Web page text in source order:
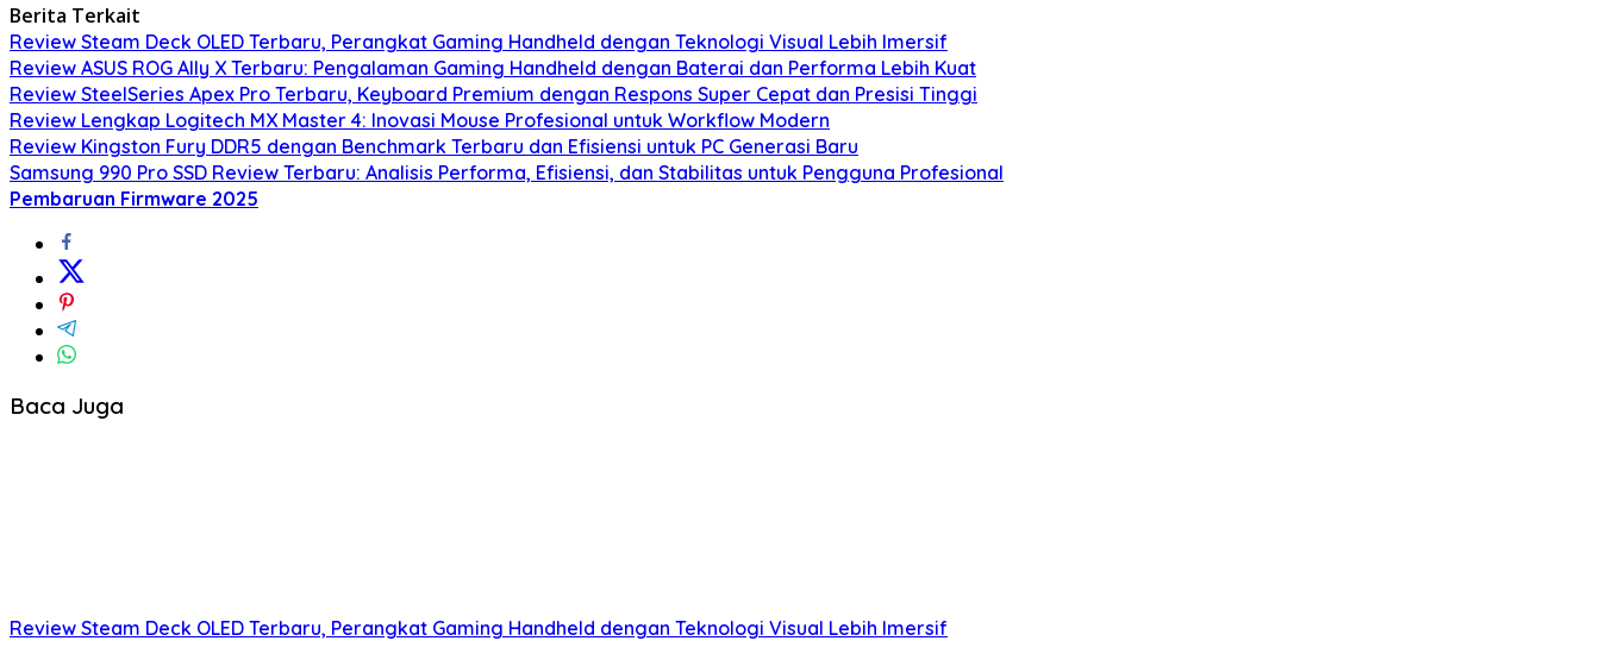
Berita Terkait
Review Steam Deck OLED Terbaru, Perangkat Gaming Handheld dengan Teknologi Visual Lebih Imersif
Review ASUS ROG Ally X Terbaru: Pengalaman Gaming Handheld dengan Baterai dan Performa Lebih Kuat
Review SteelSeries Apex Pro Terbaru, Keyboard Premium dengan Respons Super Cepat dan Presisi Tinggi
Review Lengkap Logitech MX Master 4: Inovasi Mouse Profesional untuk Workflow Modern
Review Kingston Fury DDR5 dengan Benchmark Terbaru dan Efisiensi untuk PC Generasi Baru
Samsung 990 Pro SSD Review Terbaru: Analisis Performa, Efisiensi, dan Stabilitas untuk Pengguna Profesional
Pembaruan Firmware 2025
Baca Juga
Review Steam Deck OLED Terbaru, Perangkat Gaming Handheld dengan Teknologi Visual Lebih Imersif